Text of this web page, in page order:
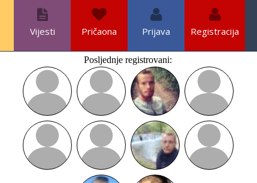
Vijesti Pričaona Prijava Registracija
Posljednje registrovani: